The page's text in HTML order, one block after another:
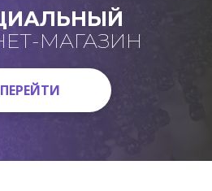
МАГАЗИН
ПЕРЕЙТИ
ПЕРЕЙТИ